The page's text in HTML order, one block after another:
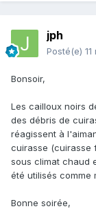
jph
Posté(e)
Bonsoir,
Les cailloux noirs
des débris de
réagissent à
cuirasse (cuirasse
sous climat chaud
été utilisés comme
Bonne soirée,